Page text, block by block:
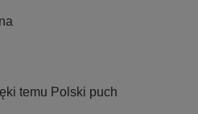
temu Polski puch